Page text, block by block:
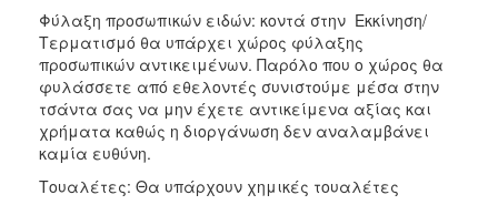
Φύλαξη προσωπικών ειδών: κοντά στην Εκκίνηση/
Τερματισμό θα υπάρχει χώρος φύλαξης
προσωπικών αντικειμένων. Παρόλο που ο χώρος θα
φυλάσσετε από εθελοντές συνιστούμε μέσα στην
τσάντα σας να μην έχετε αντικείμενα αξίας και
χρήματα καθώς η διοργάνωση δεν αναλαμβάνει
καμία ευθύνη.
Τουαλέτες: Θα υπάρχουν χημικές τουαλέτες